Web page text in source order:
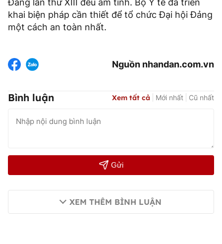
khai biện pháp cần thiết để tổ chức Đại hội Đảng
một cách an toàn nhất.
Nguồn nhandan.com.vn
Bình luận Xem tất cả Mới nhất Cũ nhất
Gửi
XEM THÊM BÌNH LUẬN